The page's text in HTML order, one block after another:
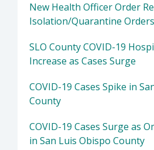
New Health Officer Order
Isolation/Quarantine
SLO County COVID-19
Increase as Cases Surge
COVID-19 Cases Spike in
County
COVID-19 Cases Surge as
in San Luis Obispo County